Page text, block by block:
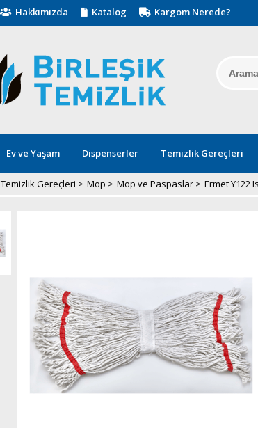
Hakkımızda Katalog Kargom Nerede?
Ev ve Yaşam Dispenserler Temizlik Gereçleri
Temizlik Gereçleri > Mop > Mop ve Paspaslar > Ermet Y122